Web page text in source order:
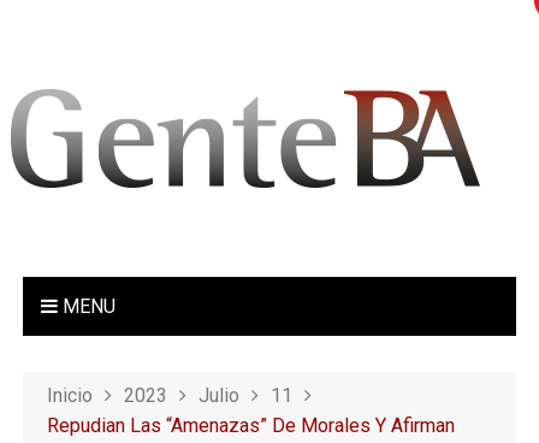
MENU
Inicio 2023 Julio
11
Repudian Las “amenazas” De Morales Y Afirman